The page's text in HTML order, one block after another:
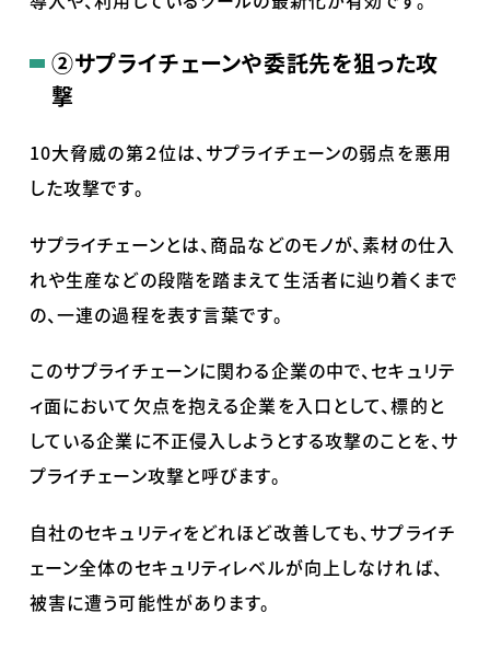
②サプライチェーンや委託先を狙った攻
撃
10大脅威の第２位は、サプライチェーンの弱点を悪用
した攻撃です。
サプライチェーンとは、商品などのモノが、素材の仕入
れや生産などの段階を踏まえて生活者に辿り着くまで
の、一連の過程を表す言葉です。
このサプライチェーンに関わる企業の中で、セキュリテ
ィ面において欠点を抱える企業を入口として、標的と
している企業に不正侵入しようとする攻撃のことを、サ
プライチェーン攻撃と呼びます。
自社のセキュリティをどれほど改善しても、サプライチ
ェーン全体のセキュリティレベルが向上しなければ、
被害に遭う可能性があります。